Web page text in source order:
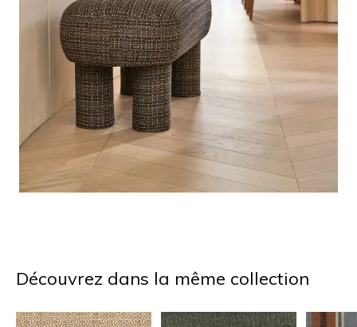
Découvrez dans la même collection